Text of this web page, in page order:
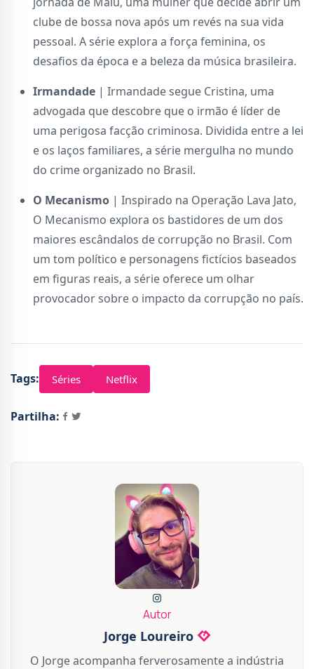
clube de bossa nova após um revés na sua vida
pessoal. A série explora a força feminina, os
desafios da época e a beleza da música brasileira.
Irmandade | Irmandade segue Cristina, uma
advogada que descobre que o irmão é líder de
uma perigosa facção criminosa. Dividida entre a lei
e os laços familiares, a série mergulha no mundo
do crime organizado no Brasil.
O Mecanismo | Inspirado na Operação Lava Jato,
O Mecanismo explora os bastidores de um dos
maiores escândalos de corrupção no Brasil. Com
um tom político e personagens fictícios baseados
em figuras reais, a série oferece um olhar
provocador sobre o impacto da corrupção no país.
Tags: Séries Netflix
Partilha:
Autor
Jorge Loureiro
O Jorge acompanha ferverosamente a indústria